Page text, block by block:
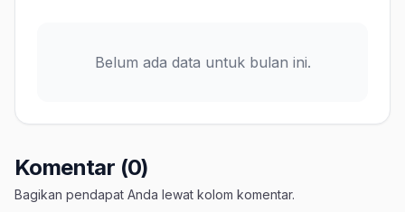
Belum ada data untuk bulan ini.
Komentar (0)
Bagikan pendapat Anda lewat kolom komentar.